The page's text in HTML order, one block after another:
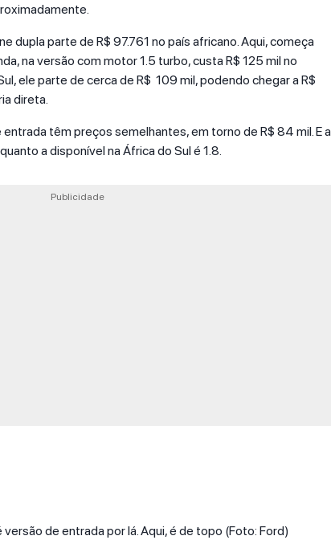
dupla parte de R$ 97.761 no país africano. Aqui, começa
na versão com motor 1.5 turbo, custa R$ 125 mil no
ele parte de cerca de R$ 109 mil, podendo chegar a R$
direta.
têm preços semelhantes, em torno de R$ 84 mil. E a
a disponível na África do Sul é 1.8.
Publicidade
de entrada por lá. Aqui, é de topo (Foto: Ford)